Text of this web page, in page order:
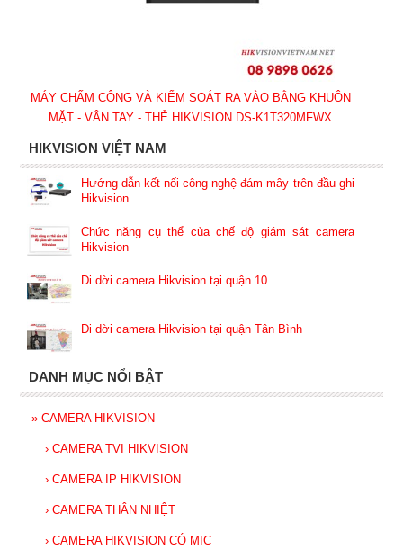
MÁY CHẤM CÔNG VÀ KIỂM SOÁT RA VÀO BẰNG KHUÔN
MẶT - VÂN TAY - THẺ HIKVISION DS-K1T320MFWX
HIKVISION VIỆT NAM
Hướng dẫn kết nối công nghệ đám mây trên đầu ghi
Hikvision
Chức năng cụ thể của chế độ giám sát camera
Hikvision
Di dời camera Hikvision tại quận 10
Di dời camera Hikvision tại quận Tân Bình
DANH MỤC NỔI BẬT
» CAMERA HIKVISION
› CAMERA TVI HIKVISION
› CAMERA IP HIKVISION
› CAMERA THÂN NHIỆT
› CAMERA HIKVISION CÓ MIC